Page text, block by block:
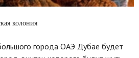
колония
города ОАЭ Дубае будет